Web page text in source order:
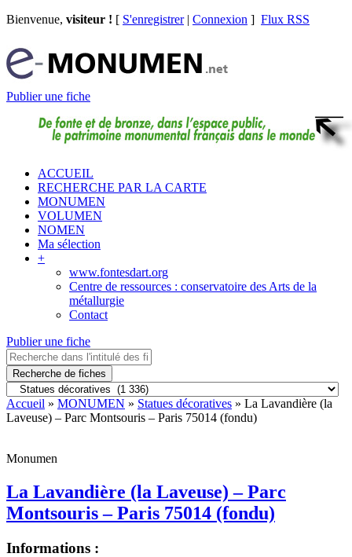
Bienvenue, visiteur ! [ S'enregistrer| Connexion ] Flux RSS
Publier une fiche
ACCUEIL
RECHERCHE PAR LA CARTE
MONUMEN
VOLUMEN
NOMEN
Ma sélection
+
www.fontesdart.org
Centre de ressources : conservatoire des Arts de la
métallurgie
Contact
Publier une fiche
Recherche de fiches
Accueil » MONUMEN » Statues décoratives » La Lavandière (la
Laveuse) – Parc Montsouris – Paris 75014 (fondu)
Monumen
La Lavandière (la Laveuse) – Parc
Montsouris – Paris 75014 (fondu)
Informations :